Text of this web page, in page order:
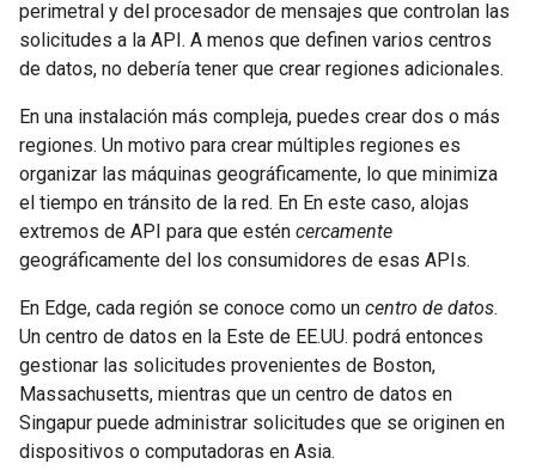
perimetral y del procesador de mensajes que controlan las
solicitudes a la API. A menos que definen varios centros
de datos, no debería tener que crear regiones adicionales.
En una instalación más compleja, puedes crear dos o más
regiones. Un motivo para crear múltiples regiones es
organizar las máquinas geográficamente, lo que minimiza
el tiempo en tránsito de la red. En En este caso, alojas
extremos de API para que estén cercamente
geográficamente del los consumidores de esas APIs.
En Edge, cada región se conoce como un centro de datos.
Un centro de datos en la Este de EE.UU. podrá entonces
gestionar las solicitudes provenientes de Boston,
Massachusetts, mientras que un centro de datos en
Singapur puede administrar solicitudes que se originen en
dispositivos o computadoras en Asia.